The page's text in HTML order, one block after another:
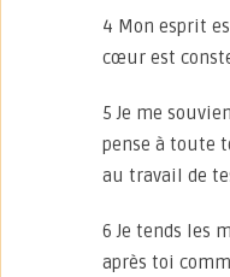
4 Mon esprit
cœur est
5 Je me
pense à toute
au travail de
6 Je tends les
après toi